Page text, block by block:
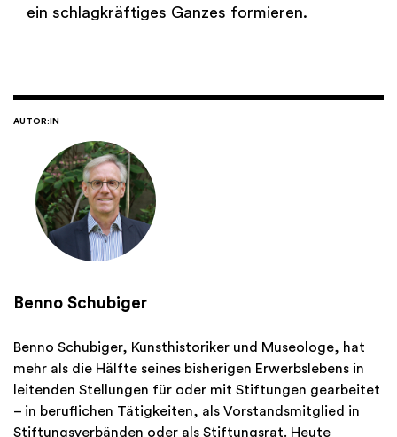
ein schlagkräftiges Ganzes formieren.
AUTOR:IN
Benno Schubiger
Benno Schubiger, Kunsthistoriker und Museologe, hat
mehr als die Hälfte seines bisherigen Erwerbslebens in
leitenden Stellungen für oder mit Stiftungen gearbeitet
– in beruflichen Tätigkeiten, als Vorstandsmitglied in
Stiftungsverbänden oder als Stiftungsrat. Heute